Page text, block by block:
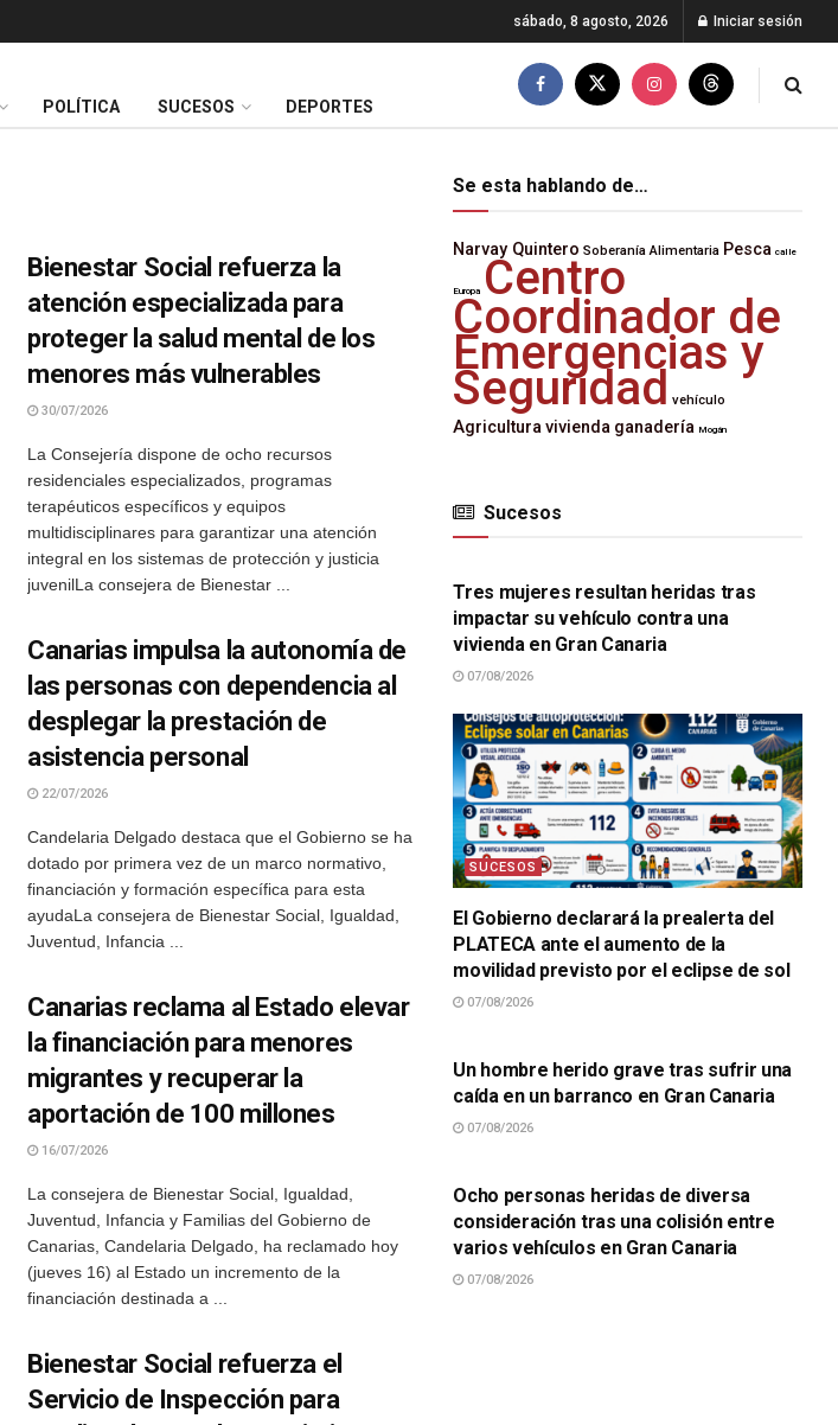
sábado, 8 agosto, 2026 Iniciar sesión
POLÍTICA SUCESOS DEPORTES
Bienestar Social refuerza la
atención especializada para
proteger la salud mental de los
menores más vulnerables
30/07/2026
La Consejería dispone de ocho recursos
residenciales especializados, programas
terapéuticos específicos y equipos
multidisciplinares para garantizar una atención
integral en los sistemas de protección y justicia
juvenilLa consejera de Bienestar ...
Canarias impulsa la autonomía de
las personas con dependencia al
desplegar la prestación de
asistencia personal
22/07/2026
Candelaria Delgado destaca que el Gobierno se ha
dotado por primera vez de un marco normativo,
financiación y formación específica para esta
ayudaLa consejera de Bienestar Social, Igualdad,
Juventud, Infancia ...
Canarias reclama al Estado elevar
la financiación para menores
migrantes y recuperar la
aportación de 100 millones
16/07/2026
La consejera de Bienestar Social, Igualdad,
Juventud, Infancia y Familias del Gobierno de
Canarias, Candelaria Delgado, ha reclamado hoy
(jueves 16) al Estado un incremento de la
financiación destinada a ...
Bienestar Social refuerza el
Servicio de Inspección para
Se esta hablando de…
Narvay Quintero Soberanía Alimentaria Pesca calle
Europa Centro
Coordinador de
Emergencias y
Seguridad vehículo
Agriculturavivienda ganadería Mogán
Sucesos
SUCESOS
Tres mujeres resultan heridas tras
impactar su vehículo contra una
vivienda en Gran Canaria
07/08/2026
SUCESOS
El Gobierno declarará la prealerta del
PLATECA ante el aumento de la
movilidad previsto por el eclipse de sol
07/08/2026
Un hombre herido grave tras sufrir una
caída en un barranco en Gran Canaria
07/08/2026
Ocho personas heridas de diversa
consideración tras una colisión entre
varios vehículos en Gran Canaria
07/08/2026